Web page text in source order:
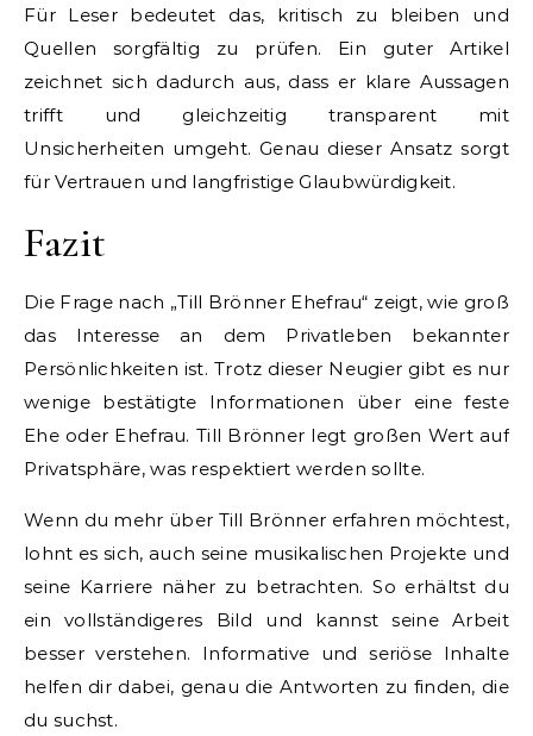
Für Leser bedeutet das, kritisch zu bleiben und
Quellen sorgfältig zu prüfen. Ein guter Artikel
zeichnet sich dadurch aus, dass er klare Aussagen
trifft und gleichzeitig transparent mit
Unsicherheiten umgeht. Genau dieser Ansatz sorgt
für Vertrauen und langfristige Glaubwürdigkeit.
Fazit
Die Frage nach „Till Brönner Ehefrau“ zeigt, wie groß
das Interesse an dem Privatleben bekannter
Persönlichkeiten ist. Trotz dieser Neugier gibt es nur
wenige bestätigte Informationen über eine feste
Ehe oder Ehefrau. Till Brönner legt großen Wert auf
Privatsphäre, was respektiert werden sollte.
Wenn du mehr über Till Brönner erfahren möchtest,
lohnt es sich, auch seine musikalischen Projekte und
seine Karriere näher zu betrachten. So erhältst du
ein vollständigeres Bild und kannst seine Arbeit
besser verstehen. Informative und seriöse Inhalte
helfen dir dabei, genau die Antworten zu finden, die
du suchst.